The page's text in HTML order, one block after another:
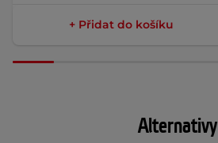
+ Přidat do košíku
Alternativy